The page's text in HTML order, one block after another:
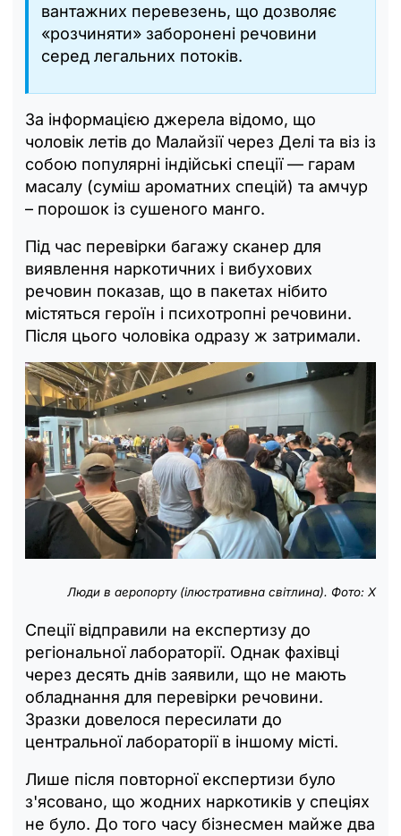
вантажних перевезень, що дозволяє
«розчиняти» заборонені речовини
серед легальних потоків.
За інформацією джерела відомо, що
чоловік летів до Малайзії через Делі та віз із
собою популярні індійські спеції — гарам
масалу (суміш ароматних спецій) та амчур
– порошок із сушеного манго.
Під час перевірки багажу сканер для
виявлення наркотичних і вибухових
речовин показав, що в пакетах нібито
містяться героїн і психотропні речовини.
Після цього чоловіка одразу ж затримали.
Люди в аеропорту (ілюстративна світлина). Фото: Х
Спеції відправили на експертизу до
регіональної лабораторії. Однак фахівці
через десять днів заявили, що не мають
обладнання для перевірки речовини.
Зразки довелося пересилати до
центральної лабораторії в іншому місті.
Лише після повторної експертизи було
з'ясовано, що жодних наркотиків у спеціях
не було. До того часу бізнесмен майже два